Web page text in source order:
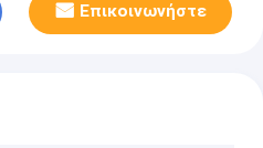
Επικοινωνήστε